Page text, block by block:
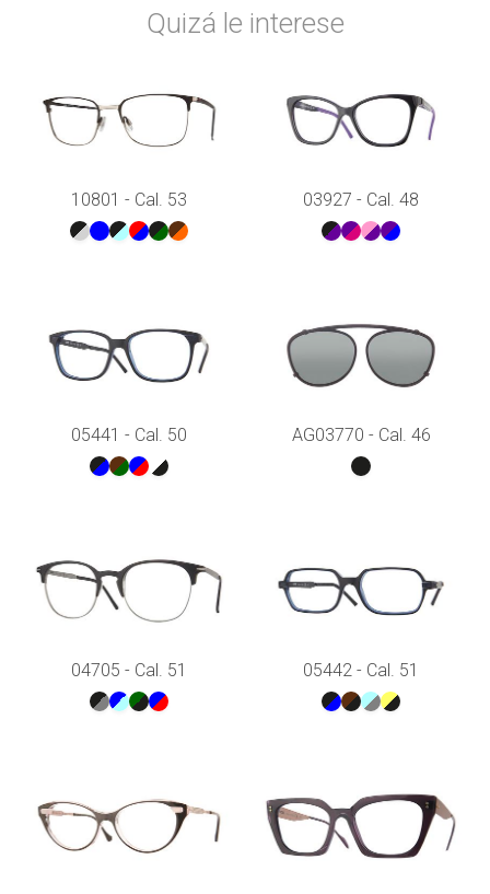
Quizá le interese
10801 - Cal. 53 03927 - Cal. 48
05441 - Cal. 50 AG03770 - Cal. 46
04705 - Cal. 51 05442 - Cal. 51